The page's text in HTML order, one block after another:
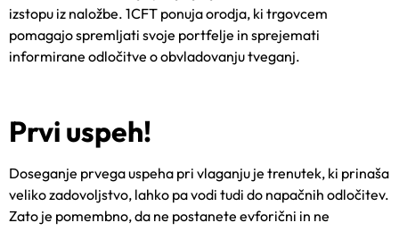
izstopu iz naložbe. 1CFT ponuja orodja, ki trgovcem
pomagajo spremljati svoje portfelje in sprejemati
informirane odločitve o obvladovanju tveganj.
Prvi uspeh!
Doseganje prvega uspeha pri vlaganju je trenutek, ki prinaša
veliko zadovoljstvo, lahko pa vodi tudi do napačnih odločitev.
Zato je pomembno, da ne postanete evforični in ne